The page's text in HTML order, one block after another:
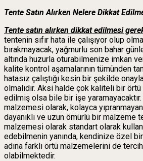
Tente Satın Alırken Nelere Dikkat
Tente satın alırken dikkat edilmesi
tentenin sıfır hata ile çalışıyor olup
bırakmayacak, yağmurlu son bahar
altında huzurla oturabilmenize imkan
kalite kontrol aşamalarının tümünden
hatasız çalıştığı kesin bir şekilde
olmalıdır. Aksi halde çok kaliteli bir
edilmiş olsa bile bir işe
malzemesi olarak, kolayca yıpranmayan,
dayanıklı ve uzun ömürlü bir malzeme
malzemesi olarak standart olarak
edebilmenin yanında, kendinize özel
adına farklı örtü malzemelerini de
olabilmektedir.